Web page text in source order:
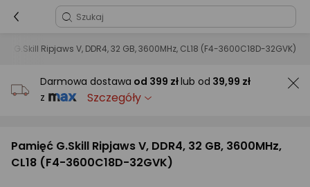
G.Skill Ripjaws V, DDR4, 32 GB, 3600MHz, CL18 (F4-3600C18D-32GVK)
Darmowa dostawa od 399 złlub od 39,99 zł
z
Szczegóły
Pamięć G.Skill Ripjaws V, DDR4, 32 GB, 3600MHz,
CL18 (F4-3600C18D-32GVK)